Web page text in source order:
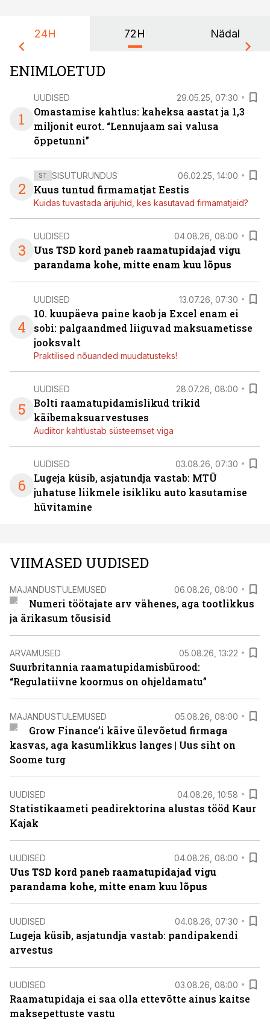
24H 72H Nädal
ENIMLOETUD
1
UUDISED 29.05.25, 07:30
Omastamise kahtlus: kaheksa aastat ja 1,3
miljonit eurot. “Lennujaam sai valusa
õppetunni”
2
ST SISUTURUNDUS 06.02.25, 14:00
Kuus tuntud firmamatjat Eestis
Kuidas tuvastada ärijuhid, kes kasutavad firmamatjaid?
3
UUDISED 04.08.26, 08:00
Uus TSD kord paneb raamatupidajad vigu
parandama kohe, mitte enam kuu lõpus
4
UUDISED 13.07.26, 07:30
10. kuupäeva paine kaob ja Excel enam ei
sobi: palgaandmed liiguvad maksuametisse
jooksvalt
Praktilised nõuanded muudatusteks!
5
UUDISED 28.07.26, 08:00
Bolti raamatupidamislikud trikid
käibemaksuarvestuses
Audiitor kahtlustab süsteemset viga
6
UUDISED 03.08.26, 07:30
Lugeja küsib, asjatundja vastab: MTÜ
juhatuse liikmele isikliku auto kasutamise
hüvitamine
VIIMASED UUDISED
MAJANDUSTULEMUSED 06.08.26, 08:00
Numeri töötajate arv vähenes, aga tootlikkus
ja ärikasum tõusisid
ARVAMUSED 05.08.26, 13:22
Suurbritannia raamatupidamisbürood:
“Regulatiivne koormus on ohjeldamatu”
MAJANDUSTULEMUSED 05.08.26, 08:00
Grow Finance’i käive ülevõetud firmaga
kasvas, aga kasumlikkus langes | Uus siht on
Soome turg
UUDISED 04.08.26, 10:58
Statistikaameti peadirektorina alustas tööd Kaur
Kajak
UUDISED 04.08.26, 08:00
Uus TSD kord paneb raamatupidajad vigu
parandama kohe, mitte enam kuu lõpus
UUDISED 04.08.26, 07:30
Lugeja küsib, asjatundja vastab: pandipakendi
arvestus
UUDISED 03.08.26, 08:00
Raamatupidaja ei saa olla ettevõtte ainus kaitse
maksepettuste vastu